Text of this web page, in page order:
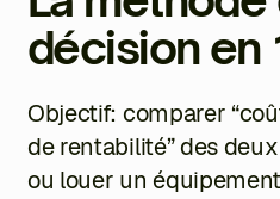
décision en
Objectif: comparer
de rentabilité” des
ou louer un